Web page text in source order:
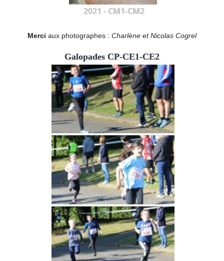
2021 - CM1-CM2
Merci aux photographes : Charlène et Nicolas Cogrel
Galopades CP-CE1-CE2